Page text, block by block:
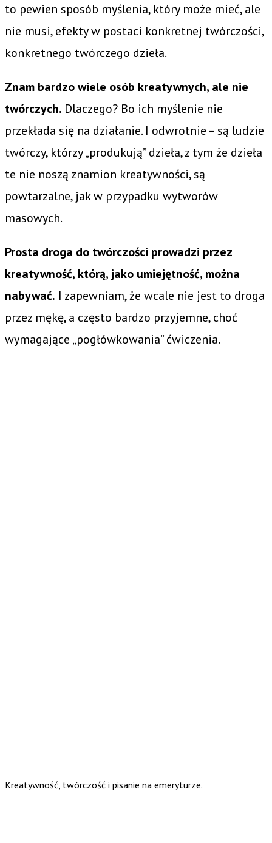
to pewien sposób myślenia, który może mieć, ale
nie musi, efekty w postaci konkretnej twórczości,
konkretnego twórczego dzieła.
Znam bardzo wiele osób kreatywnych, ale nie
twórczych. Dlaczego? Bo ich myślenie nie
przekłada się na działanie. I odwrotnie – są ludzie
twórczy, którzy „produkują” dzieła, z tym że dzieła
te nie noszą znamion kreatywności, są
powtarzalne, jak w przypadku wytworów
masowych.
Prosta droga do twórczości prowadzi przez
kreatywność, którą, jako umiejętność, można
nabywać. I zapewniam, że wcale nie jest to droga
przez mękę, a często bardzo przyjemne, choć
wymagające „pogłówkowania” ćwiczenia.
Kreatywność, twórczość i pisanie na emeryturze.